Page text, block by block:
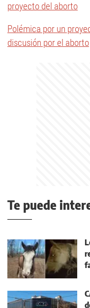
proyecto del aborto
Polémica por un
discusión por el aborto
Te puede